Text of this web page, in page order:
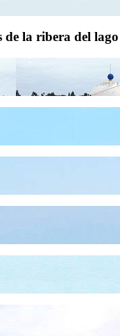
de la ribera del